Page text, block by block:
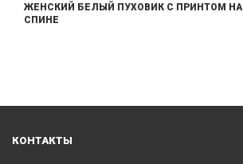
ЖЕНСКИЙ БЕЛЫЙ ПУХОВИК С ПРИНТОМ НА
СПИНЕ
КОНТАКТЫ